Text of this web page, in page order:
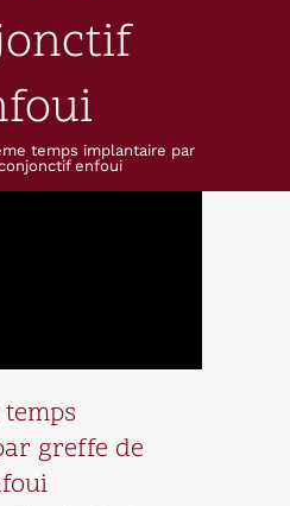
temps implantaire par
enfoui
greffe de